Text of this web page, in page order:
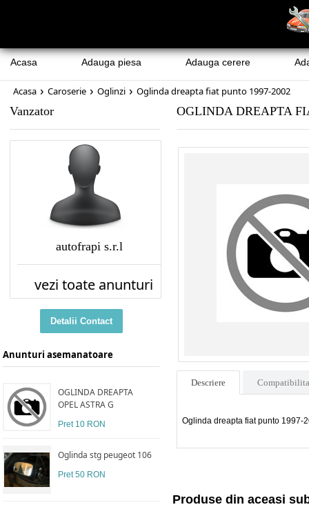
Acasa Adauga piesa Adauga cerere
Acasa › Caroserie › Oglinzi › Oglinda dreapta fiat punto 1997-2002
Vanzator
autofrapi s.r.l
vezi toate anunturi
Detalii Contact
Anunturi asemanatoare
OGLINDA DREAPTA
OPEL ASTRA G
Pret 10 RON
Oglinda stg peugeot 106
Pret 50 RON
OGLINDA DREAPTA
Descriere
Oglinda dreapta fiat punto 1997-
Produse din aceasi